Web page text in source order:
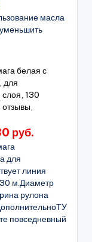
масла
белая с
для
130
руб.
для
линия
м.Диаметр
рулона
повседневный